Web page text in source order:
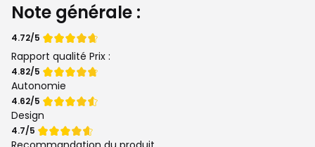
Note générale :
Note
de
4.72/5
Rapport qualité Prix :
Note
de
4.82/5
Autonomie
Note
de
4.62/5
Design
Note
de
4.7/5